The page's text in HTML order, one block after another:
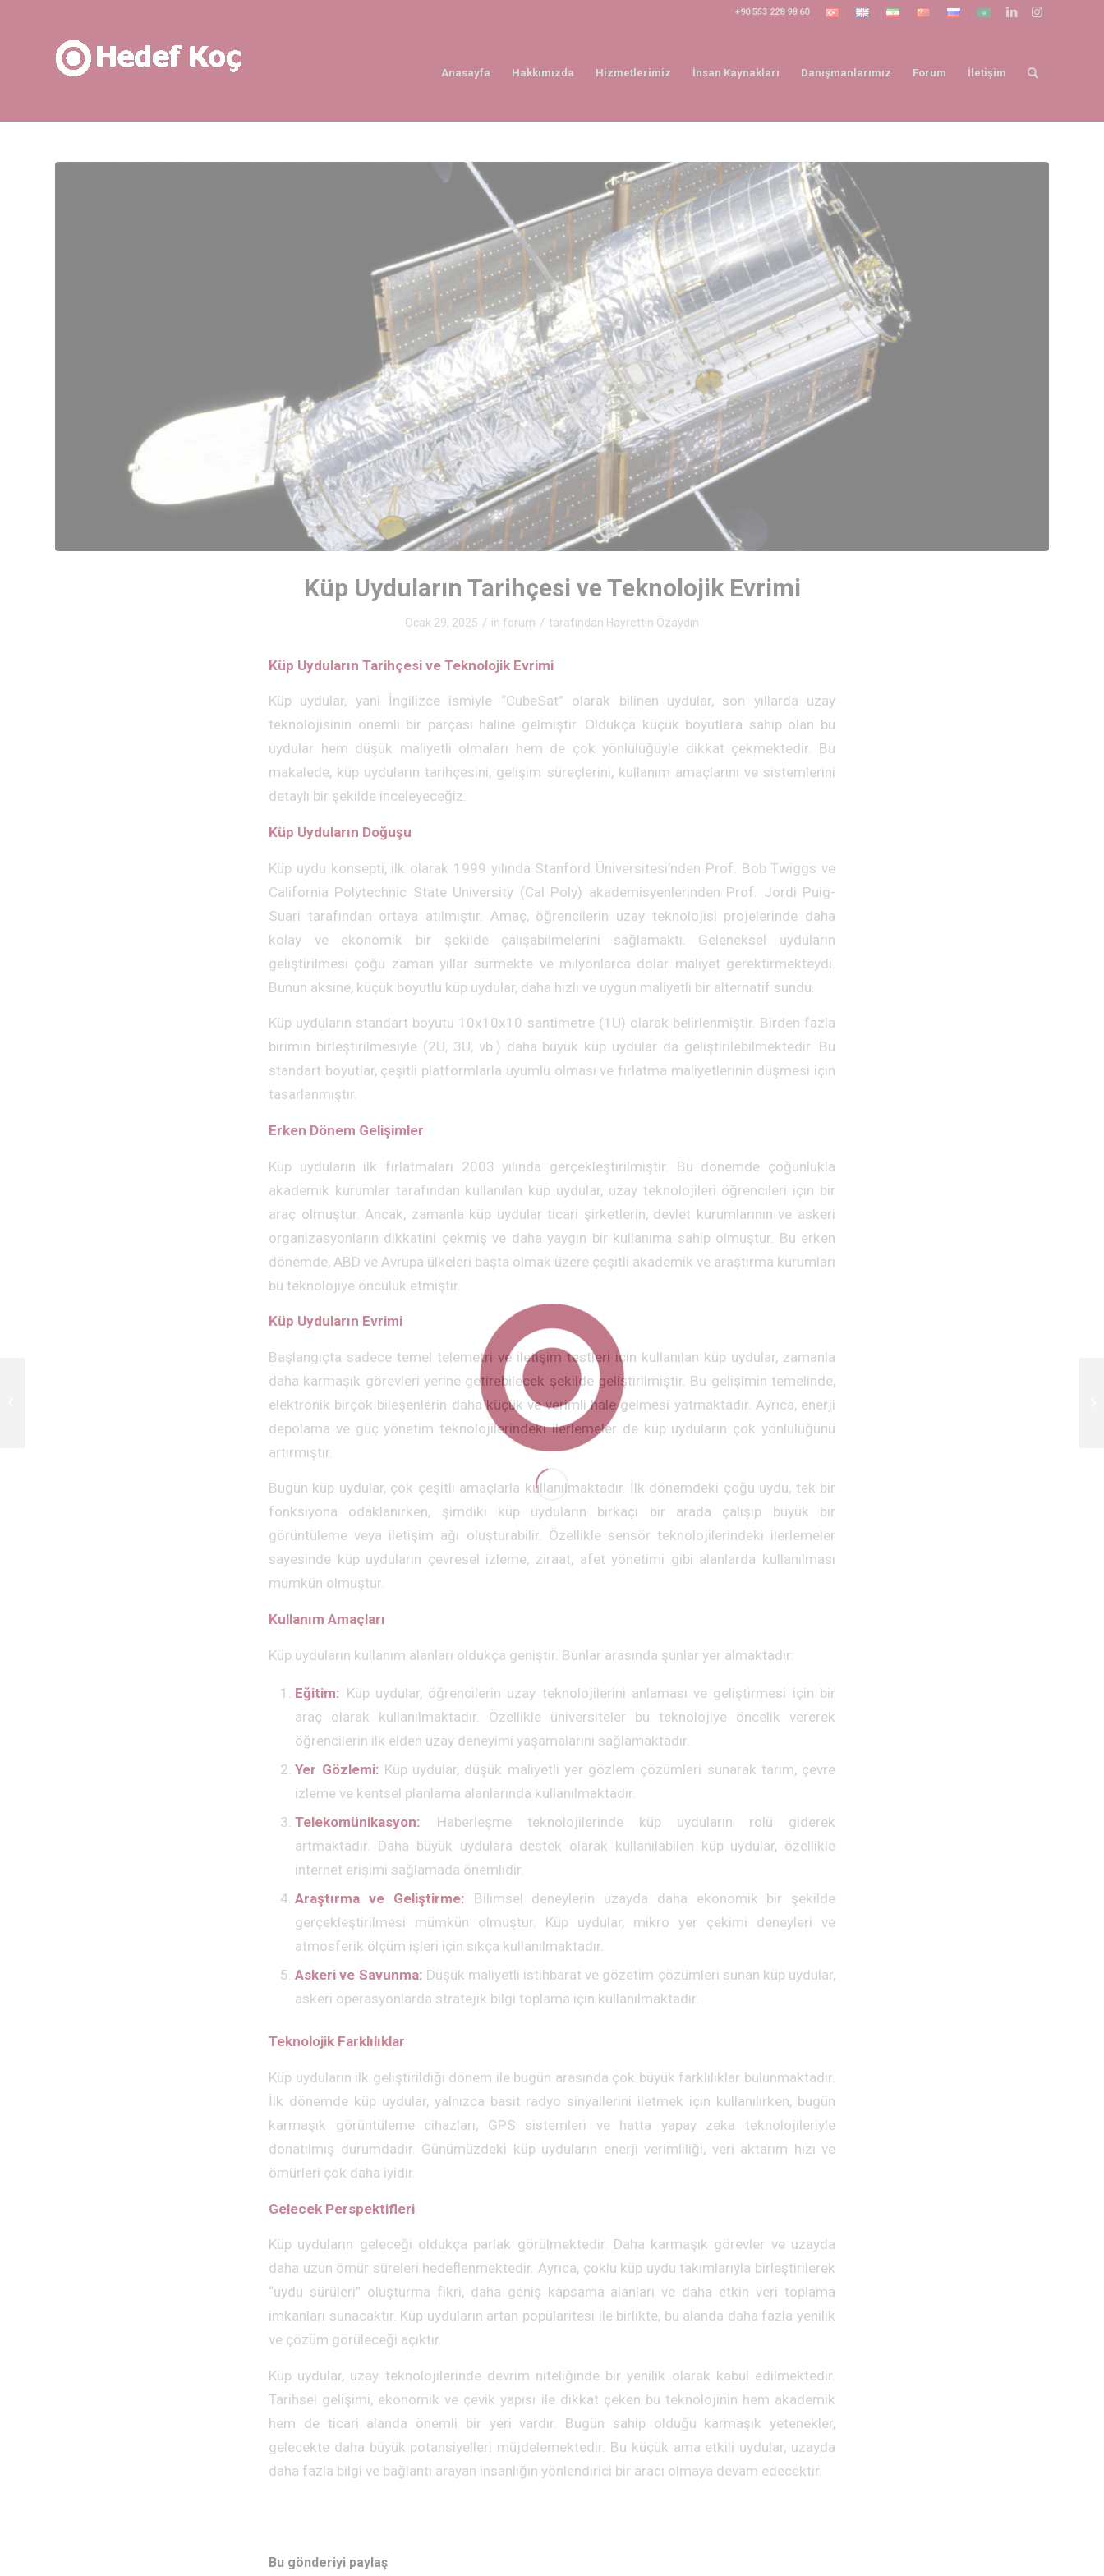
+90 553 228 98 60
Anasayfa Hakkımızda Hizmetlerimiz İnsan Kaynakları Danışmanlarımız Forum İletişim
Küp Uyduların Tarihçesi ve Teknolojik Evrimi
Ocak 29, 2025 / in forum / tarafından Hayrettin Özaydın
Küp Uyduların Tarihçesi ve Teknolojik Evrimi
Küp uydular, yani İngilizce ismiyle “CubeSat” olarak bilinen uydular, son yıllarda uzay
teknolojisinin önemli bir parçası haline gelmiştir. Oldukça küçük boyutlara sahip olan bu
uydular hem düşük maliyetli olmaları hem de çok yönlülüğüyle dikkat çekmektedir. Bu
makalede, küp uyduların tarihçesini, gelişim süreçlerini, kullanım amaçlarını ve sistemlerini
detaylı bir şekilde inceleyeceğiz.
Küp Uyduların Doğuşu
Küp uydu konsepti, ilk olarak 1999 yılında Stanford Üniversitesi’nden Prof. Bob Twiggs ve
California Polytechnic State University (Cal Poly) akademisyenlerinden Prof. Jordi Puig-
Suari tarafından ortaya atılmıştır. Amaç, öğrencilerin uzay teknolojisi projelerinde daha
kolay ve ekonomik bir şekilde çalışabilmelerini sağlamaktı. Geleneksel uyduların
geliştirilmesi çoğu zaman yıllar sürmekte ve milyonlarca dolar maliyet gerektirmekteydi.
Bunun aksine, küçük boyutlu küp uydular, daha hızlı ve uygun maliyetli bir alternatif sundu.
Küp uyduların standart boyutu 10x10x10 santimetre (1U) olarak belirlenmiştir. Birden fazla
birimin birleştirilmesiyle (2U, 3U, vb.) daha büyük küp uydular da geliştirilebilmektedir. Bu
standart boyutlar, çeşitli platformlarla uyumlu olması ve fırlatma maliyetlerinin düşmesi için
tasarlanmıştır.
Erken Dönem Gelişimler
Küp uyduların ilk fırlatmaları 2003 yılında gerçekleştirilmiştir. Bu dönemde çoğunlukla
akademik kurumlar tarafından kullanılan küp uydular, uzay teknolojileri öğrencileri için bir
araç olmuştur. Ancak, zamanla küp uydular ticari şirketlerin, devlet kurumlarının ve askeri
organizasyonların dikkatini çekmiş ve daha yaygın bir kullanıma sahip olmuştur. Bu erken
dönemde, ABD ve Avrupa ülkeleri başta olmak üzere çeşitli akademik ve araştırma kurumları
bu teknolojiye öncülük etmiştir.
Küp Uyduların Evrimi
Başlangıçta sadece temel telemetri ve iletişim testleri için kullanılan küp uydular, zamanla
daha karmaşık görevleri yerine getirebilecek şekilde geliştirilmiştir. Bu gelişimin temelinde,
elektronik birçok bileşenlerin daha küçük ve verimli hale gelmesi yatmaktadır. Ayrıca, enerji
depolama ve güç yönetim teknolojilerindeki ilerlemeler de küp uyduların çok yönlülüğünü
artırmıştır.
Bugün küp uydular, çok çeşitli amaçlarla kullanılmaktadır. İlk dönemdeki çoğu uydu, tek bir
fonksiyona odaklanırken, şimdiki küp uyduların birkaçı bir arada çalışıp büyük bir
görüntüleme veya iletişim ağı oluşturabilir. Özellikle sensör teknolojilerindeki ilerlemeler
sayesinde küp uyduların çevresel izleme, ziraat, afet yönetimi gibi alanlarda kullanılması
mümkün olmuştur.
Kullanım Amaçları
Küp uyduların kullanım alanları oldukça geniştir. Bunlar arasında şunlar yer almaktadır:
Eğitim: Küp uydular, öğrencilerin uzay teknolojilerini anlaması ve geliştirmesi için bir
araç olarak kullanılmaktadır. Özellikle üniversiteler bu teknolojiye öncelik vererek
öğrencilerin ilk elden uzay deneyimi yaşamalarını sağlamaktadır.
Yer Gözlemi: Küp uydular, düşük maliyetli yer gözlem çözümleri sunarak tarım, çevre
izleme ve kentsel planlama alanlarında kullanılmaktadır.
Telekomünikasyon: Haberleşme teknolojilerinde küp uyduların rolü giderek
artmaktadır. Daha büyük uydulara destek olarak kullanılabilen küp uydular, özellikle
internet erişimi sağlamada önemlidir.
Araştırma ve Geliştirme: Bilimsel deneylerin uzayda daha ekonomik bir şekilde
gerçekleştirilmesi mümkün olmuştur. Küp uydular, mikro yer çekimi deneyleri ve
atmosferik ölçüm işleri için sıkça kullanılmaktadır.
Askeri ve Savunma: Düşük maliyetli istihbarat ve gözetim çözümleri sunan küp uydular,
askeri operasyonlarda stratejik bilgi toplama için kullanılmaktadır.
Teknolojik Farklılıklar
Küp uyduların ilk geliştirildiği dönem ile bugün arasında çok büyük farklılıklar bulunmaktadır.
İlk dönemde küp uydular, yalnızca basit radyo sinyallerini iletmek için kullanılırken, bugün
karmaşık görüntüleme cihazları, GPS sistemleri ve hatta yapay zeka teknolojileriyle
donatılmış durumdadır. Günümüzdeki küp uyduların enerji verimliliği, veri aktarım hızı ve
ömürleri çok daha iyidir.
Gelecek Perspektifleri
Küp uyduların geleceği oldukça parlak görülmektedir. Daha karmaşık görevler ve uzayda
daha uzun ömür süreleri hedeflenmektedir. Ayrıca, çoklu küp uydu takımlarıyla birleştirilerek
“uydu sürüleri” oluşturma fikri, daha geniş kapsama alanları ve daha etkin veri toplama
imkanları sunacaktır. Küp uyduların artan popülaritesi ile birlikte, bu alanda daha fazla yenilik
ve çözüm görüleceği açıktır.
Küp uydular, uzay teknolojilerinde devrim niteliğinde bir yenilik olarak kabul edilmektedir.
Tarihsel gelişimi, ekonomik ve çevik yapısı ile dikkat çeken bu teknolojinin hem akademik
hem de ticari alanda önemli bir yeri vardır. Bugün sahip olduğu karmaşık yetenekler,
gelecekte daha büyük potansiyelleri müjdelemektedir. Bu küçük ama etkili uydular, uzayda
daha fazla bilgi ve bağlantı arayan insanlığın yönlendirici bir aracı olmaya devam edecektir.
Bu gönderiyi paylaş